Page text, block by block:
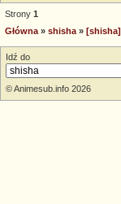
Strony 1
Główna » shisha » [shisha]
Idź do
© Animesub.info 2026